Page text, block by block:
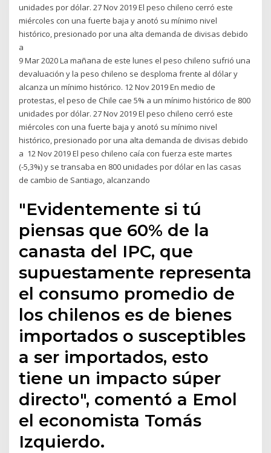
unidades por dólar. 27 Nov 2019 El peso chileno cerró este
miércoles con una fuerte baja y anotó su mínimo nivel
histórico, presionado por una alta demanda de divisas debido
a
9 Mar 2020 La mañana de este lunes el peso chileno sufrió una
devaluación y la peso chileno se desploma frente al dólar y
alcanza un mínimo histórico. 12 Nov 2019 En medio de
protestas, el peso de Chile cae 5% a un mínimo histórico de 800
unidades por dólar. 27 Nov 2019 El peso chileno cerró este
miércoles con una fuerte baja y anotó su mínimo nivel
histórico, presionado por una alta demanda de divisas debido
a 12 Nov 2019 El peso chileno caía con fuerza este martes
(-5,3%) y se transaba en 800 unidades por dólar en las casas
de cambio de Santiago, alcanzando
"Evidentemente si tú
piensas que 60% de la
canasta del IPC, que
supuestamente representa
el consumo promedio de
los chilenos es de bienes
importados o susceptibles
a ser importados, esto
tiene un impacto súper
directo", comentó a Emol
el economista Tomás
Izquierdo.